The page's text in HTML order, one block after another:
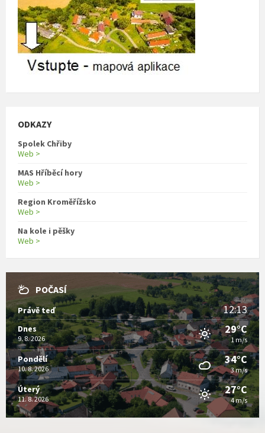
ODKAZY
Spolek Chřiby
Web >
MAS Hříběcí hory
Web >
Region Kroměřížsko
Web >
Na kole i pěšky
Web >
POČASÍ
Právě teď 12:13
Dnes
9. 8. 2026
29°C
1 m/s
Pondělí
10. 8. 2026
34°C
3 m/s
Úterý
11. 8. 2026
27°C
4 m/s